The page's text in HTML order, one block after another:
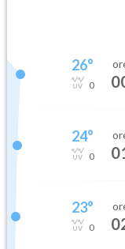
26°
0
24°
0
23°
0